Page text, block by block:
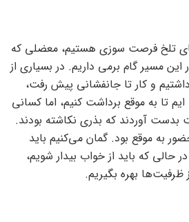
تلخ فرصت سوزی هستیم، معضلی که
این مسیر گام برمی داریم. در بسیاری از
و کار تا جانفشانی پیش رفت،
تا به موقع برداشت کنیم، اما کسانی
آوردند که بذری نکاشته بودند.
به موقع بود. گمان می‌کنیم باید
در حالی که باید از خواب بیدار شویم،
بهره بگیریم.